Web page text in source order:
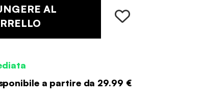
AL
a partire da 29.99 €